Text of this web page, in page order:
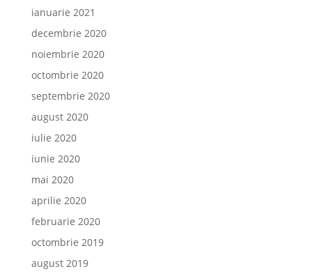
ianuarie 2021
decembrie 2020
noiembrie 2020
octombrie 2020
septembrie 2020
august 2020
iulie 2020
iunie 2020
mai 2020
aprilie 2020
februarie 2020
octombrie 2019
august 2019